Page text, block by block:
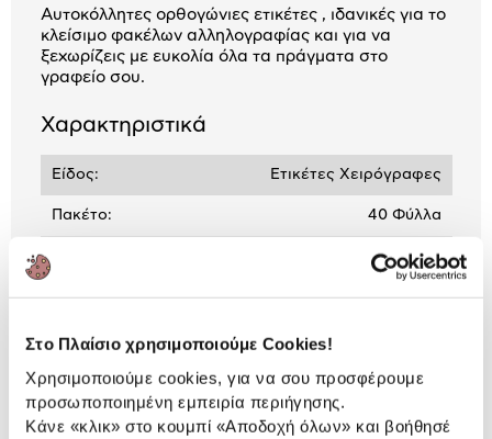
Στο Πλαίσιο χρησιμοποιούμε Cookies!
Χρησιμοποιούμε cookies, για να σου προσφέρουμε
προσωποποιημένη εμπειρία περιήγησης.
Κάνε «κλικ» στο κουμπί «Αποδοχή όλων» και βοήθησέ
Αυτοκόλλητες ορθογώνιες ετικέτες , ιδανικές για το
κλείσιμο φακέλων αλληλογραφίας και για να
ξεχωρίζεις με ευκολία όλα τα πράγματα στο
γραφείο σου.
Χαρακτηριστικά
Είδος: Ετικέτες Χειρόγραφες
Πακέτο: 40 Φύλλα
Pen
Αναλυτική
παρουσίαση
Προδιαγραφές